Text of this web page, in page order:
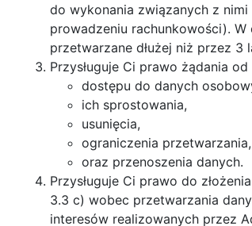
do wykonania związanych z
prowadzeniu rachunkowości).
przetwarzane dłużej niż przez 3
Przysługuje Ci prawo żądania
dostępu do danych
ich sprostowania,
usunięcia,
ograniczenia przetwarzania,
oraz przenoszenia danych.
Przysługuje Ci prawo do
3.3 c) wobec przetwarzania
interesów realizowanych przez